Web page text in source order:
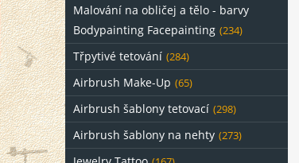
Malování na obličej a tělo - barvy
Bodypainting Facepainting (234)
Třpytivé tetování (284)
Airbrush Make-Up (65)
Airbrush šablony tetovací (298)
Airbrush šablony na nehty (273)